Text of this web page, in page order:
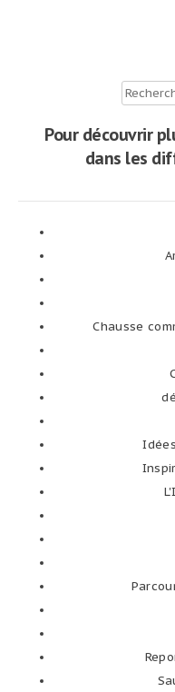
Pour découvrir
dans les
Chausse